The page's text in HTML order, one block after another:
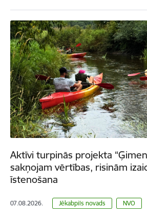
Aktīvi turpinās projekta
sakņojam vērtības, risinām
īstenošana
07.08.2026. Jēkabpils novads NVO